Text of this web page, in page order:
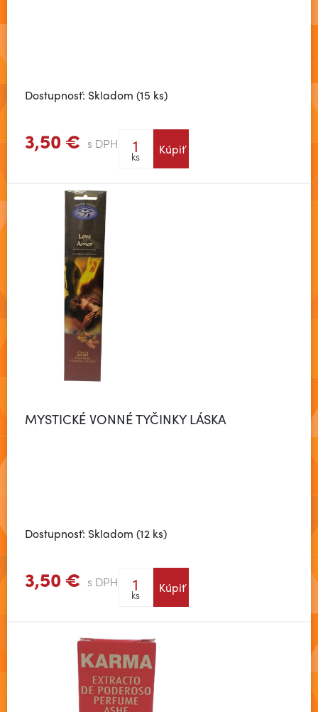
Dostupnosť: Skladom (15 ks)
3,50 € s DPH
ks Kúpiť
Zobraziť viac
MYSTICKÉ VONNÉ TYČINKY LÁSKA
Dostupnosť: Skladom (12 ks)
3,50 € s DPH
ks Kúpiť
Zobraziť viac